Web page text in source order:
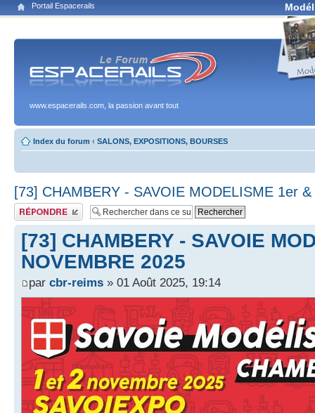
Portail Espacerails
www.espacerails.com, la passion avant tout
Index du forum ‹ SALONS, EXPOSITIONS, BOURSES
[73] CHAMBERY - SAVOIE MODELISME 1er
Publier une réponse
[73] CHAMBERY - SAVOIE
NOVEMBRE 2025
par cbr-reims » 01 Août 2025, 19:14